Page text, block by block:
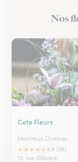
Nos
Cote Fleurs
Montreux Chateau
★★★★★4.6 (38)
10, rue d'Alsace